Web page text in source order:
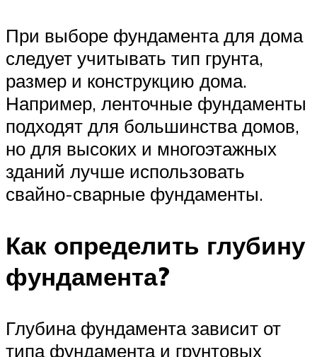
При выборе фундамента для дома
следует учитывать тип грунта,
размер и конструкцию дома.
Например, ленточные фундаменты
подходят для большинства домов,
но для высоких и многоэтажных
зданий лучше использовать
свайно-сварные фундаменты.
Как определить глубину
фундамента?
Глубина фундамента зависит от
типа фундамента и грунтовых